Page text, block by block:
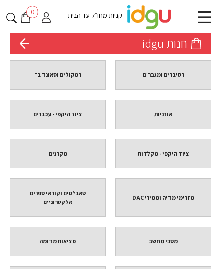
קניות מחו״ל עד הבית 0
חנות idgu
רסיברים ומגברים רמקולים וסאונד בר
אוזניות ציוד היקפי - עכברים
ציוד היקפי - מקלדות מקרנים
מזרימי מדיה וממירי DAC
טאבלטים וקוראי ספרים
אלקטרוניים
מסכי מחשב מציאות מדומה